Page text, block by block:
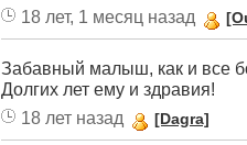
18 лет, 1 месяц назад
Забавный малыш, как и все
Долгих лет ему и здравия!
18 лет назад
[Dagra]